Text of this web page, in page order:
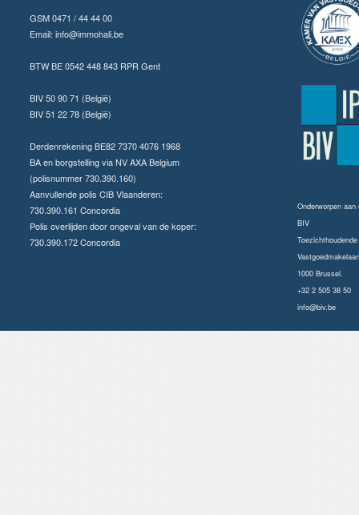
GSM 0471 / 44 44 00
Email: info@immohali.be
BTW BE 0542 448 843 RPR Gent
BIV 50 90 71 (België)
BIV 51 22 78 (België)
Derdenrekening BE82 7370 4076 1968
BA en borgstelling via NV AXA Belgium
(polisnummer 730.390.160)
Aanvullende polis CIB Vlaanderen:
730.390.161 Concordia
Polis overlijden door ongeval van de koper:
730.390.172 Concordia
Onderworpen
BIV
1000 Brussel.
+32 2 505 38 50
info@biv.be